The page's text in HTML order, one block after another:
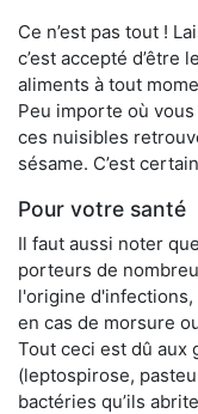
Ce n’est pas tout !
c’est accepté d’être
aliments à tout
Peu importe où
ces nuisibles
sésame. C’est
Pour votre santé
Il faut aussi noter
porteurs de
l'origine
en cas de morsure
Tout ceci est dû aux
(leptospirose,
bactéries qu’ils